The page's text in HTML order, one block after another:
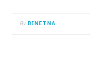
By BINETNA